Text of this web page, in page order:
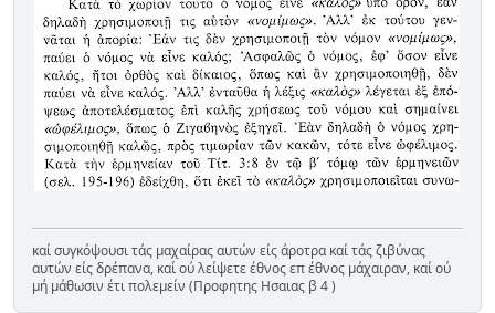
καί συγκόψουσι τάς μαχαίρας αυτών είς άροτρα καί τάς ζιβύνας
αυτών είς δρέπανα, καί ού λείψετε έθνος επ έθνος μάχαιραν, καί ού
μή μάθωσιν έτι πολεμείν (Προφητης Ησαιας β 4 )